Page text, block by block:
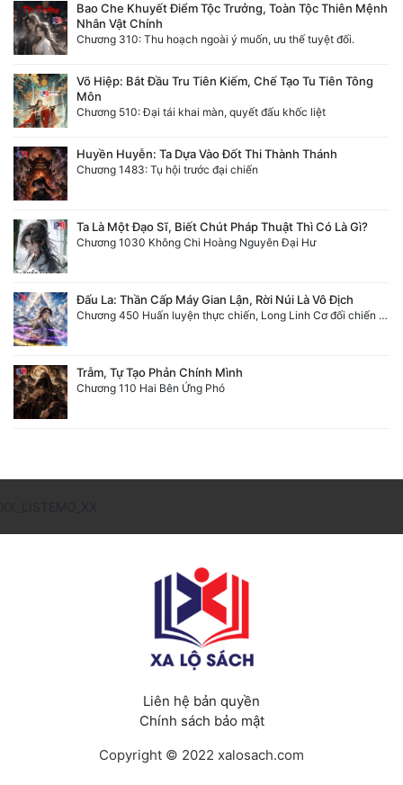
Bao Che Khuyết Điểm Tộc Trưởng, Toàn Tộc Thiên Mệnh
Nhân Vật Chính
Chương 310: Thu hoạch ngoài ý muốn, ưu thế tuyệt đối.
Võ Hiệp: Bắt Đầu Tru Tiên Kiếm, Chế Tạo Tu Tiên Tông
Môn
Chương 510: Đại tái khai màn, quyết đấu khốc liệt
Huyền Huyễn: Ta Dựa Vào Đốt Thi Thành Thánh
Chương 1483: Tụ hội trước đại chiến
Ta Là Một Đạo Sĩ, Biết Chút Pháp Thuật Thì Có Là Gì?
Chương 1030 Không Chi Hoàng Nguyên Đại Hư
Đấu La: Thần Cấp Máy Gian Lận, Rời Núi Là Vô Địch
Chương 450 Huấn luyện thực chiến, Long Linh Cơ đối chiến bốn người Cổ Nguyệt và Vũ Lân!
Trẫm, Tự Tạo Phản Chính Mình
Chương 110 Hai Bên Ứng Phó
Liên hệ bản quyền
Chính sách bảo mật
Copyright © 2022 xalosach.com